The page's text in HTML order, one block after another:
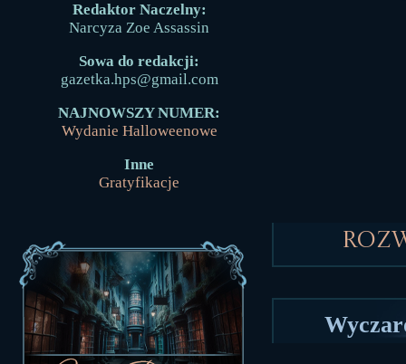
Redaktor Naczelny:
Narcyza Zoe Assassin
Sowa do redakcji:
gazetka.hps@gmail.com
NAJNOWSZY NUMER:
Wydanie Halloweenowe
Inne
Gratyfikacje